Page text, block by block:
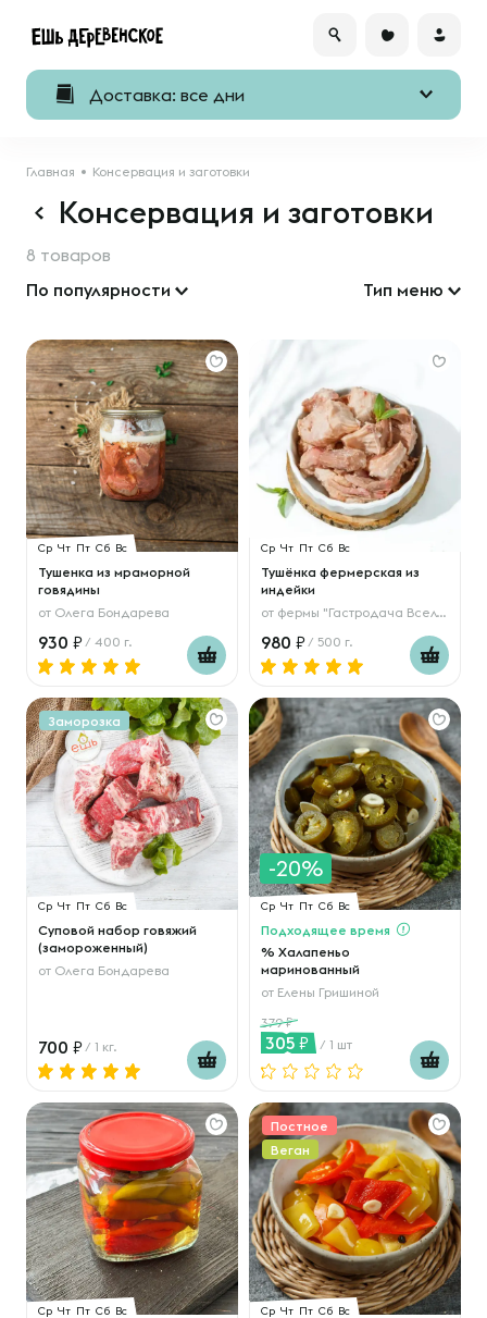
Доставка: все дни
Главная Консервация и заготовки
Консервация и заготовки
8 товаров
По популярности
Тип меню
Ср Чт Пт Сб Вс
Тушенка из мраморной
говядины
от Олега Бондарева
930 / 400 г.
Ср Чт Пт Сб Вс
Тушёнка фермерская из
индейки
от фермы "Гастродача Вселуг"
980 / 500 г.
Заморозка
Ср Чт Пт Сб Вс
Суповой набор говяжий
(замороженный)
от Олега Бондарева
700 / 1 кг.
-20%
Ср Чт Пт Сб Вс
Подходящее время
% Халапеньо
маринованный
от Елены Гришиной
379
305 / 1 шт
Ср Чт Пт Сб Вс
Постное
Веган
Ср Чт Пт Сб Вс